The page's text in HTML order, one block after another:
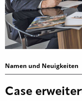
Namen und Neuigkeiten
Case